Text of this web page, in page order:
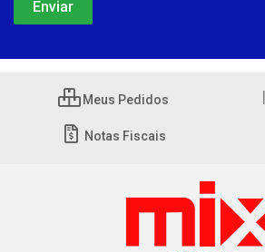
Meus Pedidos
Notas Fiscais